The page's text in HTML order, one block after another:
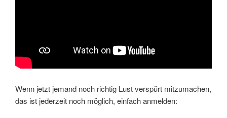
Wenn jetzt jemand noch richtig Lust verspürt mitzumachen,
das ist jederzeit noch möglich, einfach anmelden: